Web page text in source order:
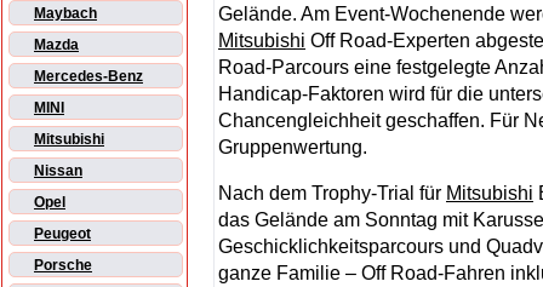
Maybach
Mazda
Mercedes-Benz
MINI
Mitsubishi
Nissan
Opel
Peugeot
Porsche
Gelände. Am Event-Wochenende
Mitsubishi Off Road-Experten
Road-Parcours eine festgelegte
Handicap-Faktoren wird für die
Chancengleichheit geschaffen. Für
Gruppenwertung.
Nach dem Trophy-Trial für Mitsubishi
das Gelände am Sonntag mit
Geschicklichkeitsparcours und
ganze Familie – Off Road-Fahren